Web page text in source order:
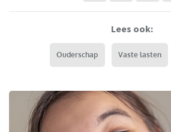
Lees ook:
Ouderschap Vaste lasten